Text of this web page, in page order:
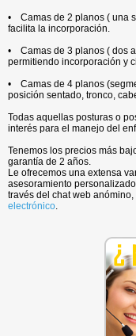
• Camas de 2 planos ( una
facilita la incorporación.
• Camas de 3 planos ( dos
permitiendo incorporación y
• Camas de 4 planos
posición sentado, tronco,
Todas aquellas posturas o
interés para el manejo del
Tenemos los precios más
garantía de 2 años.
Le ofrecemos una extensa
asesoramiento
través del chat web
electrónico.